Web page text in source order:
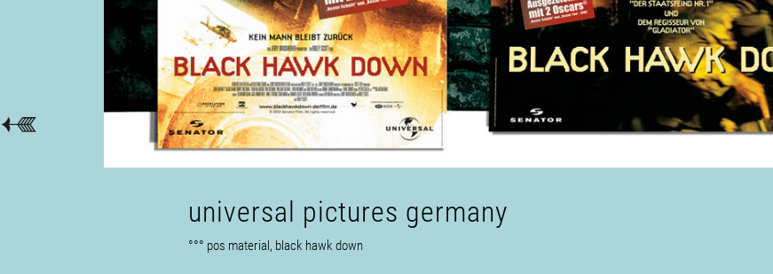
universal pictures germany
°°° pos material, black hawk down